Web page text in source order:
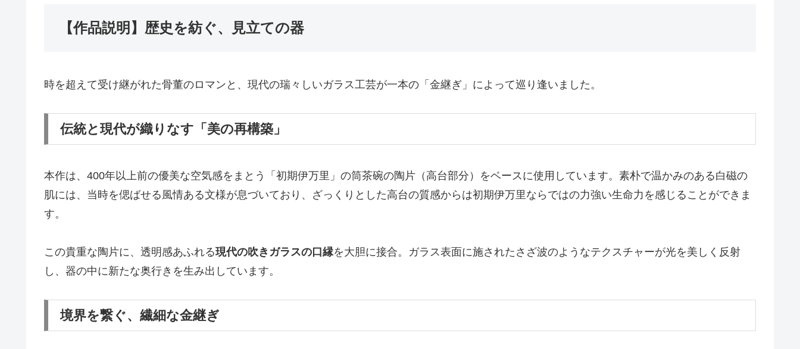
【作品説明】歴史を紡ぐ、見立ての器
時を超えて受け継がれた骨董のロマンと、現代の瑞々しいガラス工芸が一本の「金継ぎ」によって巡り逢いました。
伝統と現代が織りなす「美の再構築」
本作は、400年以上前の優美な空気感をまとう「初期伊万里」の筒茶碗の陶片（高台部分）をベースに使用しています。素朴で温かみのある白磁の
肌には、当時を偲ばせる風情ある文様が息づいており、ざっくりとした高台の質感からは初期伊万里ならではの力強い生命力を感じることができま
す。
この貴重な陶片に、透明感あふれる現代の吹きガラスの口縁を大胆に接合。ガラス表面に施されたさざ波のようなテクスチャーが光を美しく反射
し、器の中に新たな奥行きを生み出しています。
境界を繋ぐ、繊細な金継ぎ